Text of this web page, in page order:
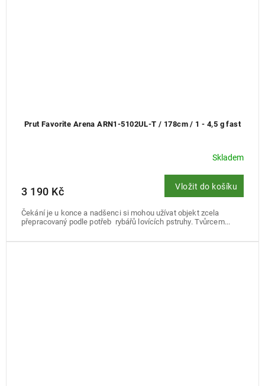
Prut Favorite Arena ARN1-5102UL-T / 178cm / 1 - 4,5 g fast
Skladem
3 190 Kč Vložit do košíku
Čekání je u konce a nadšenci si mohou užívat objekt zcela
přepracovaný podle potřeb rybářů lovících pstruhy. Tvůrcem...